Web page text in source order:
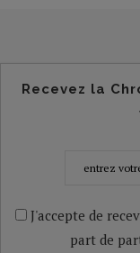
Recevez la
J'accepte de
part de